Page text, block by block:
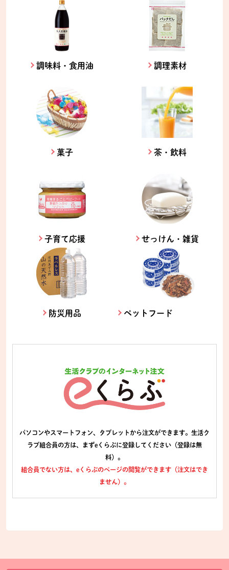
調味料・食用油 調理素材
菓子 茶・飲料
子育て応援 せっけん・雑貨
防災用品 ペットフード
パソコンやスマートフォン、タブレットから注文ができます。生活ク
ラブ組合員の方は、まずeくらぶに登録してください（登録は無
料）。
組合員でない方は、eくらぶのページの閲覧ができます（注文はでき
ません）。